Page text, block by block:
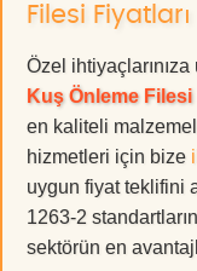
Filesi Fiyatları
Özel
Kuş Önleme Filesi
en kaliteli
hizmetleri için bize
uygun fiyat teklifini
1263-2
sektörün en